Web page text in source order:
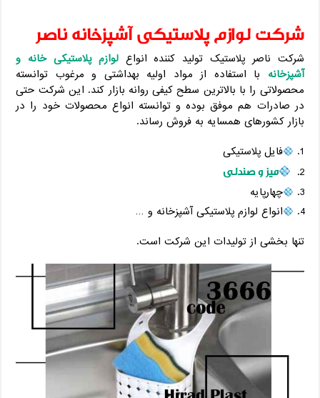
شرکت لوازم پلاستیکی آشپزخانه ناصر
شرکت ناصر پلاستیک تولید کننده انواعلوازم پلاستیکی خانه و
آشپزخانه با استفاده از مواد اولیه بهداشتی و مرغوب توانسته
محصولاتی را با بالاترین سطح کیفی روانه بازار کند. این شرکت حتی
در صادرات هم موفق بوده و توانسته انواع محصولات خود را در
بازار کشورهای همسایه به فروش رساند.
فایل پلاستیکی
میز و صندلی
چهارپایه
انواع لوازم پلاستیکی آشپزخانه و …
تنها بخشی از تولیدات این شرکت است.